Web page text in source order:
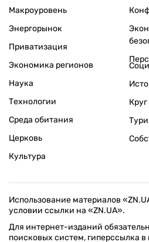
Макроуровень
Энергорынок
Приватизация
Экономика регионов
Наука
Технологии
Среда обитания
Церковь
Культура
Использование материалов
условии ссылки на «ZN.UA».
Для интернет-изданий
поисковых систем, гиперссылка в